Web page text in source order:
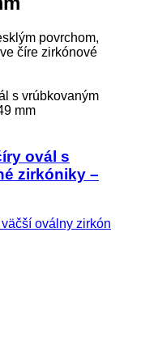
povrchom,
číre zirkónové
ovál s
zirkóniky –
oválny zirkón